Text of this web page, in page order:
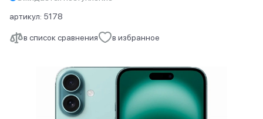
в список сравнения в избранное
артикул: 5178